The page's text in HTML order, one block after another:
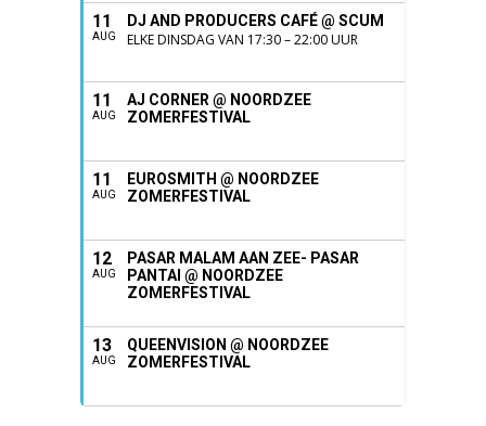
11
AUG
DJ AND PRODUCERS CAFÉ @ SCUM
ELKE DINSDAG VAN 17:30 – 22:00 UUR
11
AUG
AJ CORNER @ NOORDZEE
ZOMERFESTIVAL
11
AUG
EUROSMITH @ NOORDZEE
ZOMERFESTIVAL
12
AUG
PASAR MALAM AAN ZEE- PASAR
PANTAI @ NOORDZEE
ZOMERFESTIVAL
13
AUG
QUEENVISION @ NOORDZEE
ZOMERFESTIVAL